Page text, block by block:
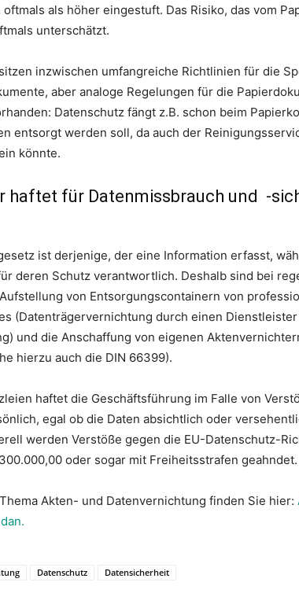
als höher eingestuft. Das Risiko, das vom
unterschätzt.
inzwischen umfangreiche Richtlinien für die
aber analoge Regelungen für die
Datenschutz fängt z.B. schon beim
entsorgt werden soll, da auch der
könnte.
haftet für Datenmissbrauch und -
ist derjenige, der eine Information erfasst,
deren Schutz verantwortlich. Deshalb sind bei
von Entsorgungscontainern von
(Datenträgervernichtung durch einen
und die Anschaffung von eigenen
hierzu auch die DIN 66399).
haftet die Geschäftsführung im Falle von
egal ob die Daten absichtlich oder
werden Verstöße gegen die EU-Datenschutz-
oder sogar mit Freiheitsstrafen geahndet.
Akten- und Datenvernichtung finden Sie hier:
Datenschutz Datensicherheit